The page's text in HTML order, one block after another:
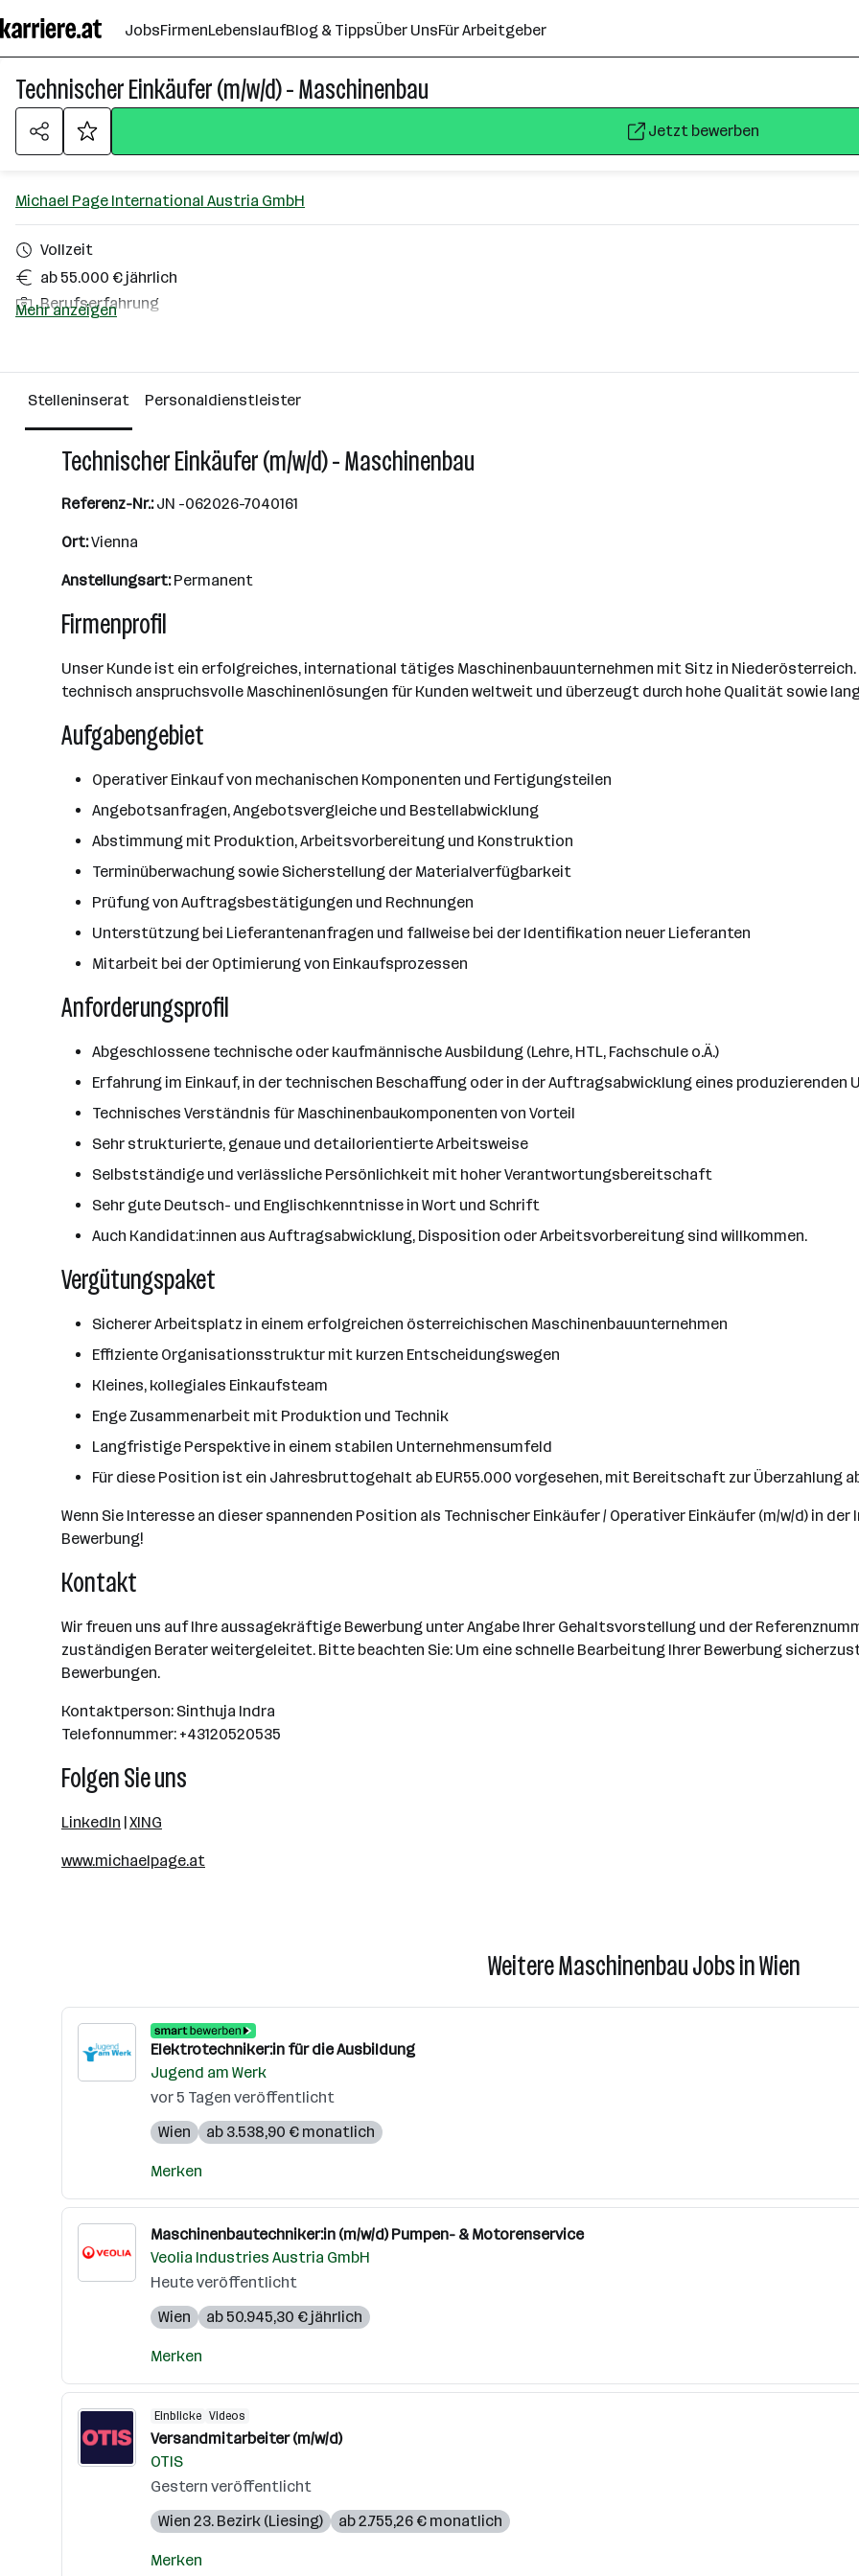
Seiteninhalt
springen
JobsFirmenLebenslaufBlog & TippsÜber UnsFür Arbeitgeber
Technischer Einkäufer (m/w/d) - Maschinenbau
Jetzt bewerben
Michael Page International Austria GmbH
Vollzeit
ab 55.000 € jährlich
Berufserfahrung
Über das Unternehmen
Wien
Mehr anzeigen
Stelleninserat Personaldienstleister
Technischer Einkäufer (m/w/d) - Maschinenbau
Referenz-Nr.:JN -062026-7040161
Ort:Vienna
Anstellungsart:Permanent
Firmenprofil
Unser Kunde ist ein erfolgreiches, international tätiges Maschinenbauunternehmen mit Sitz in
technisch anspruchsvolle Maschinenlösungen für Kunden weltweit und überzeugt durch hohe Qualität sowie
Aufgabengebiet
Operativer Einkauf von mechanischen Komponenten und Fertigungsteilen
Angebotsanfragen, Angebotsvergleiche und Bestellabwicklung
Abstimmung mit Produktion, Arbeitsvorbereitung und Konstruktion
Terminüberwachung sowie Sicherstellung der Materialverfügbarkeit
Prüfung von Auftragsbestätigungen und Rechnungen
Unterstützung bei Lieferantenanfragen und fallweise bei der Identifikation neuer Lieferanten
Mitarbeit bei der Optimierung von Einkaufsprozessen
Anforderungsprofil
Abgeschlossene technische oder kaufmännische Ausbildung (Lehre, HTL, Fachschule o.Ä.)
Erfahrung im Einkauf, in der technischen Beschaffung oder in der Auftragsabwicklung eines produzierenden
Technisches Verständnis für Maschinenbaukomponenten von Vorteil
Sehr strukturierte, genaue und detailorientierte Arbeitsweise
Selbstständige und verlässliche Persönlichkeit mit hoher Verantwortungsbereitschaft
Sehr gute Deutsch- und Englischkenntnisse in Wort und Schrift
Auch Kandidat:innen aus Auftragsabwicklung, Disposition oder Arbeitsvorbereitung sind willkommen.
Vergütungspaket
Sicherer Arbeitsplatz in einem erfolgreichen österreichischen Maschinenbauunternehmen
Effiziente Organisationsstruktur mit kurzen Entscheidungswegen
Kleines, kollegiales Einkaufsteam
Enge Zusammenarbeit mit Produktion und Technik
Langfristige Perspektive in einem stabilen Unternehmensumfeld
Für diese Position ist ein Jahresbruttogehalt ab EUR55.000 vorgesehen, mit Bereitschaft zur Überzahlung
Wenn Sie Interesse an dieser spannenden Position als Technischer Einkäufer / Operativer Einkäufer (m/w/d) in
Bewerbung!
Kontakt
Wir freuen uns auf Ihre aussagekräftige Bewerbung unter Angabe Ihrer Gehaltsvorstellung und der
zuständigen Berater weitergeleitet. Bitte beachten Sie: Um eine schnelle Bearbeitung Ihrer Bewerbung
Bewerbungen.
Kontaktperson: Sinthuja Indra
Telefonnummer: +43120520535
Folgen Sie uns
LinkedIn |XING
www.michaelpage.at
Weitere Maschinenbau Jobs in Wien
Elektrotechniker:in für die Ausbildung
Jugend am Werk
vor 5 Tagen veröffentlicht
Wien
ab 3.538,90 € monatlich
Merken
Maschinenbautechniker:in (m/w/d) Pumpen- & Motorenservice
Veolia Industries Austria GmbH
Heute veröffentlicht
Wien
ab 50.945,30 € jährlich
Merken
Einblicke Videos
Versandmitarbeiter (m/w/d)
OTIS
Gestern veröffentlicht
Wien 23. Bezirk (Liesing)
ab 2.755,26 € monatlich
Merken